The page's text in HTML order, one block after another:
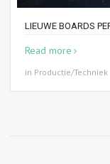
LIEUWE BOARDS
Read more
in Productie/Techniek